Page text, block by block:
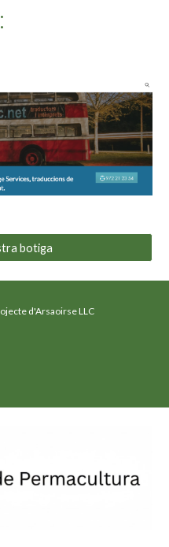
botiga
d'Arsaoirse LLC